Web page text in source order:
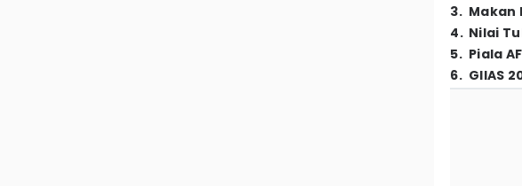
3. Makan
4. Nilai
5. Piala
6. GIIAS